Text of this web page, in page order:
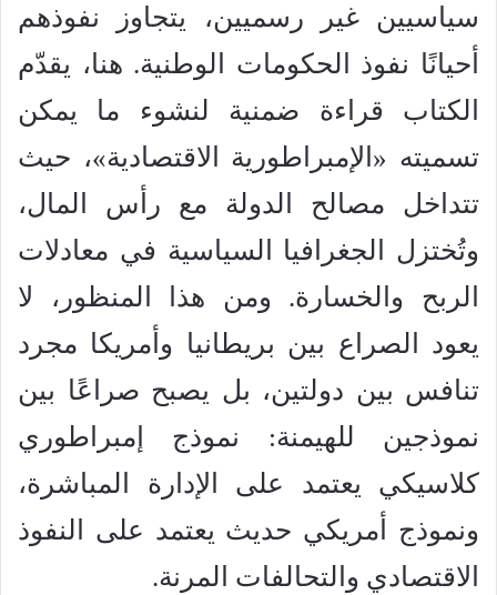
سياسيين غير رسميين، يتجاوز نفوذهم
أحيانًا نفوذ الحكومات الوطنية. هنا، يقدّم
الكتاب قراءة ضمنية لنشوء ما يمكن
تسميته «الإمبراطورية الاقتصادية»، حيث
تتداخل مصالح الدولة مع رأس المال،
وتُختزل الجغرافيا السياسية في معادلات
الربح والخسارة. ومن هذا المنظور، لا
يعود الصراع بين بريطانيا وأمريكا مجرد
تنافس بين دولتين، بل يصبح صراعًا بين
نموذجين للهيمنة: نموذج إمبراطوري
كلاسيكي يعتمد على الإدارة المباشرة،
ونموذج أمريكي حديث يعتمد على النفوذ
الاقتصادي والتحالفات المرنة.